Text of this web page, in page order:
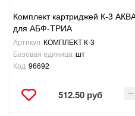
Комплект картриджей К-3
для АБФ-ТРИА
Артикул КОМПЛЕКТ К-3
Базовая единица шт
Код 96692
512.50 руб